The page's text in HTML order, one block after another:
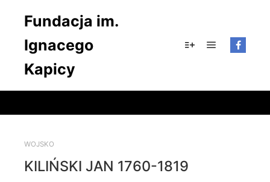
Fundacja im.
Ignacego
Kapicy
WOJSKO
KILIŃSKI JAN 1760-1819